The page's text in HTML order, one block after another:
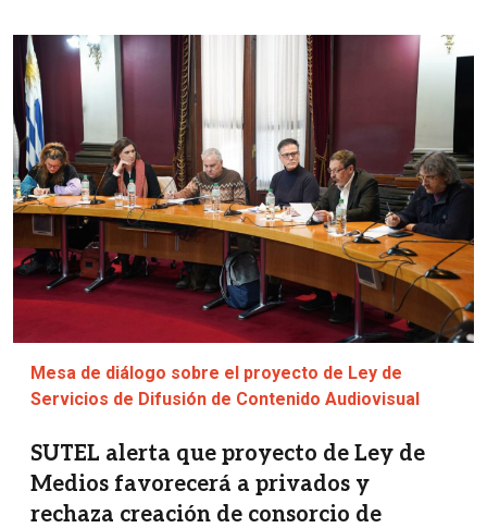
Imagen
Mesa de diálogo sobre el proyecto de Ley de
Servicios de Difusión de Contenido Audiovisual
SUTEL alerta que proyecto de Ley de
Medios favorecerá a privados y
rechaza creación de consorcio de